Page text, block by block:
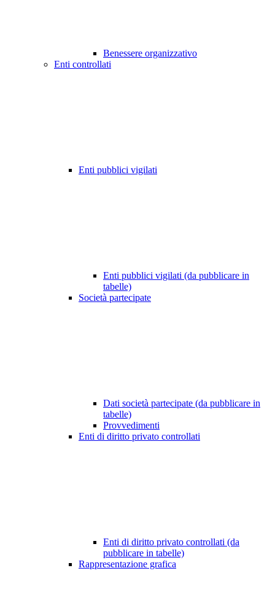
Benessere organizzativo
Enti controllati
Enti pubblici vigilati
Enti pubblici vigilati (da pubblicare in
tabelle)
Società partecipate
Dati società partecipate (da pubblicare in
tabelle)
Provvedimenti
Enti di diritto privato controllati
Enti di diritto privato controllati (da
pubblicare in tabelle)
Rappresentazione grafica